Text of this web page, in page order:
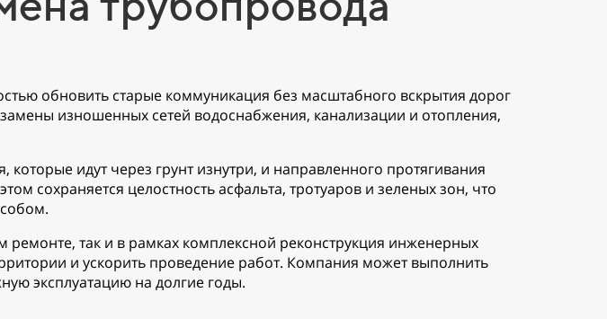
обновить старые коммуникация без масштабного вскрытия дорог
изношенных сетей водоснабжения, канализации и отопления,
идут через грунт изнутри, и направленного протягивания
сохраняется целостность асфальта, тротуаров и зеленых зон, что
так и в рамках комплексной реконструкция инженерных
и ускорить проведение работ. Компания может выполнить
эксплуатацию на долгие годы.